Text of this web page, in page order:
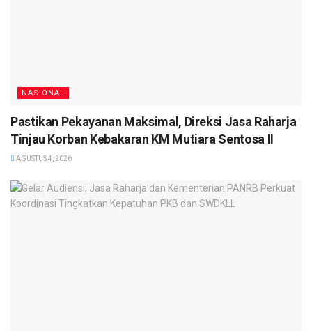
NASIONAL
Pastikan Pekayanan Maksimal, Direksi Jasa Raharja
Tinjau Korban Kebakaran KM Mutiara Sentosa II
AGUSTUS 4, 2026